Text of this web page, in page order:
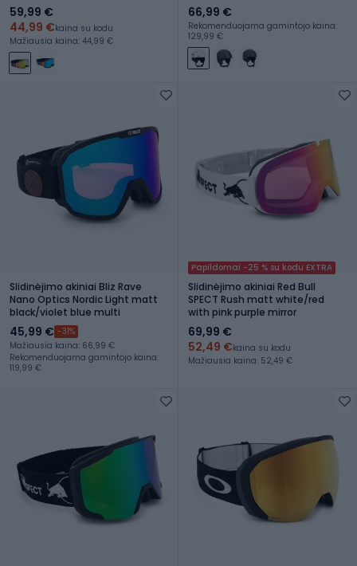
59,99 €
44,99 €kaina su kodu
Mažiausia kaina: 44,99 €
66,99 €
Rekomenduojama gamintojo kaina:
129,99 €
Slidinėjimo akiniai Bliz Rave
Nano Optics Nordic Light matt
black/violet blue multi
45,99 € -31%
Mažiausia kaina: 66,99 €
Rekomenduojama gamintojo kaina:
119,99 €
Papildomai -25 % su kodu EXTRA
Slidinėjimo akiniai Red Bull
SPECT Rush matt white/red
with pink purple mirror
69,99 €
52,49 €kaina su kodu
Mažiausia kaina: 52,49 €